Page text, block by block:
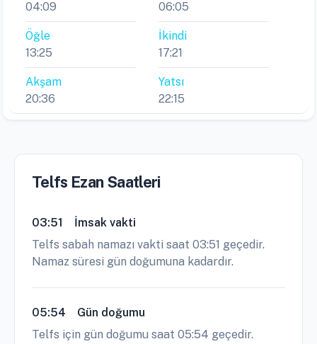
04:09
06:05
Öğle
13:25
İkindi
17:21
Akşam
20:36
Yatsı
22:15
Telfs Ezan Saatleri
03:51
İmsak vakti
Telfs sabah namazı vakti saat 03:51 geçedir.
Namaz süresi gün doğumuna kadardır.
05:54
Gün doğumu
Telfs için gün doğumu saat 05:54 geçedir.